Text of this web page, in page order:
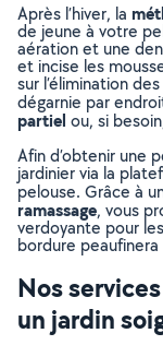
Après l’hiver, la
de jeune à votre
aération et une
et incise les
sur l’élimination
dégarnie par
partiel ou, si
Afin d’obtenir une
jardinier via la
pelouse. Grâce à
ramassage, vous
verdoyante pour
bordure
Nos
un jardin